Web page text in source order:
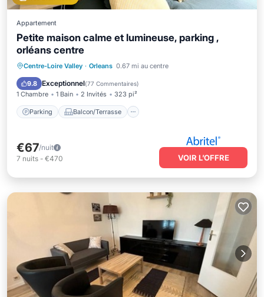
Appartement
Petite maison calme et lumineuse, parking ,
orléans centre
Centre-Loire Valley · Orleans 0.67 mi au centre
9.8 Exceptionnel(77 Commentaires)
1 Chambre 1 Bain 2 Invités 323 pi²
Parking Balcon/Terrasse
Parking Balcon/Terrasse
Internet
€67/nuit
7 nuits - €470 VOIR L’OFFRE